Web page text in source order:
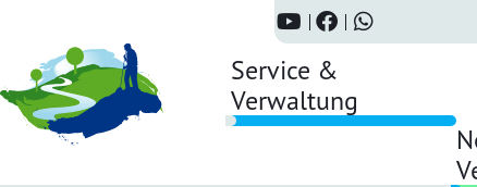
Service &
Verwaltung